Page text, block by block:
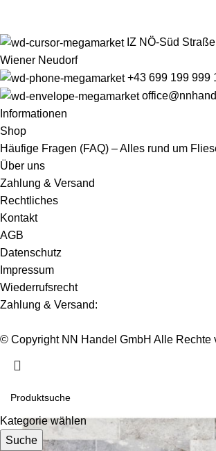
IZ NÖ-Süd
Wiener Neudorf
+43 699 199 999
Informationen
Shop
Häufige Fragen (FAQ) – Alles rund um
Über uns
Zahlung & Versand
Rechtliches
Kontakt
AGB
Datenschutz
Impressum
Wiederrufsrecht
Zahlung & Versand:
© Copyright NN Handel GmbH Alle Rechte
Kategorie wählen
Suche